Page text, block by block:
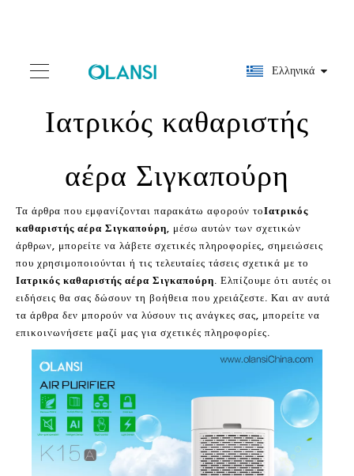
Ελληνικά
Ιατρικός καθαριστής
αέρα Σιγκαπούρη
Τα άρθρα που εμφανίζονται παρακάτω αφορούν τοΙατρικός
καθαριστής αέρα Σιγκαπούρη, μέσω αυτών των σχετικών
άρθρων, μπορείτε να λάβετε σχετικές πληροφορίες, σημειώσεις
που χρησιμοποιούνται ή τις τελευταίες τάσεις σχετικά με το
Ιατρικός καθαριστής αέρα Σιγκαπούρη. Ελπίζουμε ότι αυτές οι
ειδήσεις θα σας δώσουν τη βοήθεια που χρειάζεστε. Και αν αυτά
τα άρθρα δεν μπορούν να λύσουν τις ανάγκες σας, μπορείτε να
επικοινωνήσετε μαζί μας για σχετικές πληροφορίες.